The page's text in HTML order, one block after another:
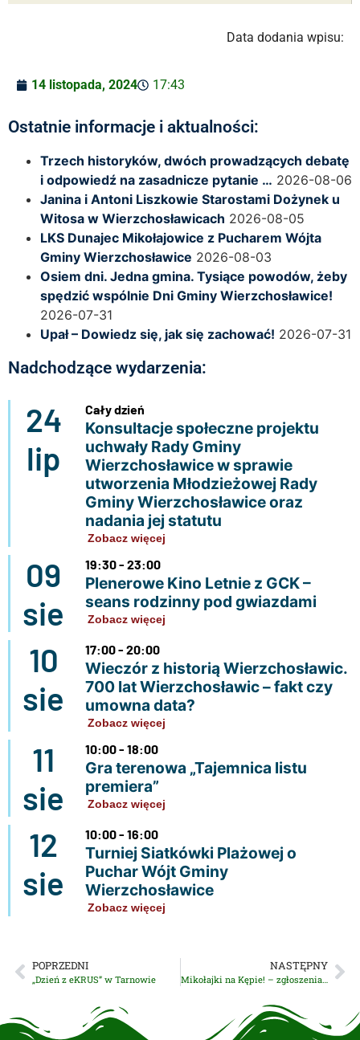
Data dodania wpisu:
14 listopada, 2024 17:43
Ostatnie informacje i aktualności:
Trzech historyków, dwóch prowadzących debatę
i odpowiedź na zasadnicze pytanie … 2026-08-06
Janina i Antoni Liszkowie Starostami Dożynek u
Witosa w Wierzchosławicach 2026-08-05
LKS Dunajec Mikołajowice z Pucharem Wójta
Gminy Wierzchosławice 2026-08-03
Osiem dni. Jedna gmina. Tysiące powodów, żeby
spędzić wspólnie Dni Gminy Wierzchosławice!
2026-07-31
Upał – Dowiedz się, jak się zachować! 2026-07-31
Nadchodzące wydarzenia:
24
lip
Cały dzień
Konsultacje społeczne projektu
uchwały Rady Gminy
Wierzchosławice w sprawie
utworzenia Młodzieżowej Rady
Gminy Wierzchosławice oraz
nadania jej statutu
Zobacz więcej
09
sie
19:30 - 23:00
Plenerowe Kino Letnie z GCK –
seans rodzinny pod gwiazdami
Zobacz więcej
10
sie
17:00 - 20:00
Wieczór z historią Wierzchosławic.
700 lat Wierzchosławic – fakt czy
umowna data?
Zobacz więcej
11
sie
10:00 - 18:00
Gra terenowa „Tajemnica listu
premiera”
Zobacz więcej
12
sie
10:00 - 16:00
Turniej Siatkówki Plażowej o
Puchar Wójt Gminy
Wierzchosławice
Zobacz więcej
POPRZEDNI
„Dzień z eKRUS” w Tarnowie
NASTĘPNY
Mikołajki na Kępie! – zgłoszenia do 20 listopada